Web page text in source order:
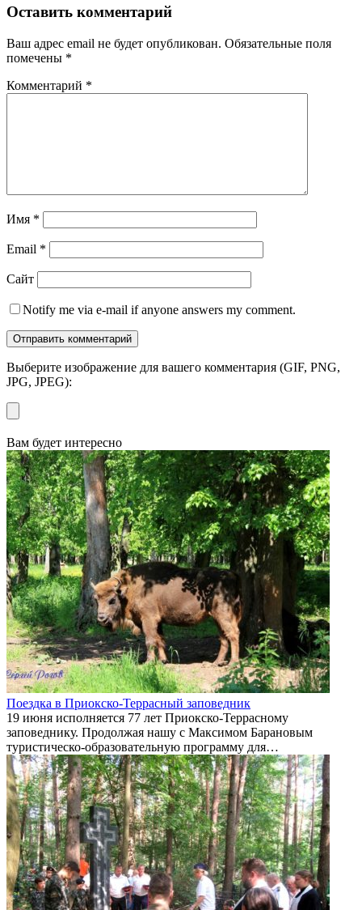
Оставить комментарий
Ваш адрес email не будет опубликован. Обязательные поля
помечены *
Комментарий *
Имя *
Email *
Сайт
Notify me via e-mail if anyone answers my comment.
Выберите изображение для вашего комментария (GIF, PNG,
JPG, JPEG):
Вам будет интересно
Поездка в Приокско-Террасный заповедник
19 июня исполняется 77 лет Приокско-Террасному
заповеднику. Продолжая нашу с Максимом Барановым
туристическо-образовательную программу для…